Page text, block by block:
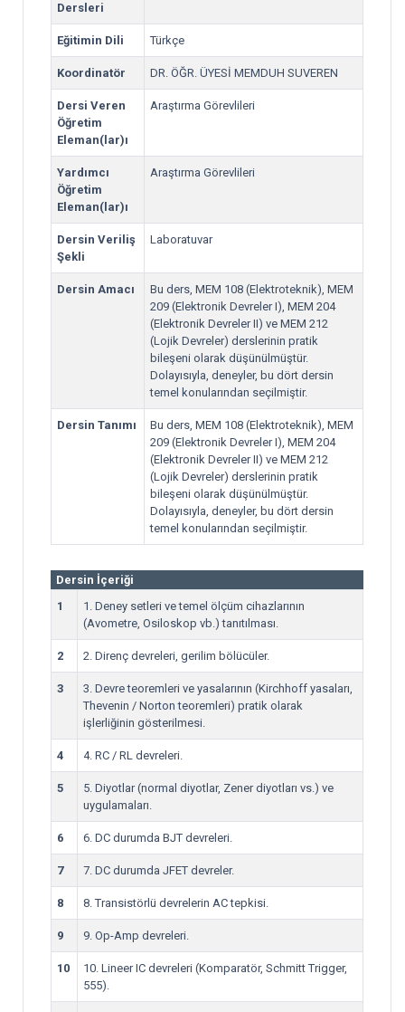
Dersleri
Eğitimin Dili Türkçe
Koordinatör DR. ÖĞR. ÜYESİ MEMDUH SUVEREN
Dersi Veren
Öğretim
Eleman(lar)ı
Araştırma Görevlileri
Yardımcı
Öğretim
Eleman(lar)ı
Araştırma Görevlileri
Dersin Veriliş
Şekli
Laboratuvar
Dersin Amacı
Bu ders, MEM 108 (Elektroteknik), MEM
209 (Elektronik Devreler I), MEM 204
(Elektronik Devreler II) ve MEM 212
(Lojik Devreler) derslerinin pratik
bileşeni olarak düşünülmüştür.
Dolayısıyla, deneyler, bu dört dersin
temel konularından seçilmiştir.
Dersin Tanımı
Bu ders, MEM 108 (Elektroteknik), MEM
209 (Elektronik Devreler I), MEM 204
(Elektronik Devreler II) ve MEM 212
(Lojik Devreler) derslerinin pratik
bileşeni olarak düşünülmüştür.
Dolayısıyla, deneyler, bu dört dersin
temel konularından seçilmiştir.
Dersin İçeriği
1
1. Deney setleri ve temel ölçüm cihazlarının
(Avometre, Osiloskop vb.) tanıtılması.
2 2. Direnç devreleri, gerilim bölücüler.
3
3. Devre teoremleri ve yasalarının (Kirchhoff yasaları,
Thevenin / Norton teoremleri) pratik olarak
işlerliğinin gösterilmesi.
4 4. RC / RL devreleri.
5
5. Diyotlar (normal diyotlar, Zener diyotları vs.) ve
uygulamaları.
6 6. DC durumda BJT devreleri.
7 7. DC durumda JFET devreler.
8 8. Transistörlü devrelerin AC tepkisi.
9 9. Op-Amp devreleri.
10
10. Lineer IC devreleri (Komparatör, Schmitt Trigger,
555).